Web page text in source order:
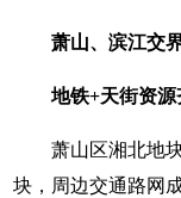
萧山、滨江交
地铁+天街资源
萧山区湘北地
块，周边交通路网